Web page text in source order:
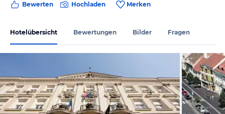
Bewerten Hochladen Merken
Hotelübersicht Bewertungen Bilder Fragen